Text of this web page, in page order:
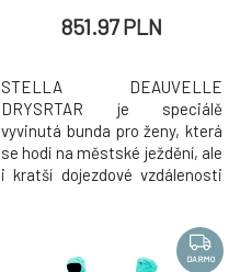
851.97 PLN
STELLA DEAUVELLE
DRYSRTAR je speciálě
vyvinutá bunda pro ženy, která
se hodí na městské ježdění, ale
i kratší dojezdové vzdálenosti
membráně Drystar je bunda
vhodná do jakéhokoliv počasí.
DARMO